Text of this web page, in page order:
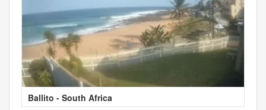
Ballito - South Africa